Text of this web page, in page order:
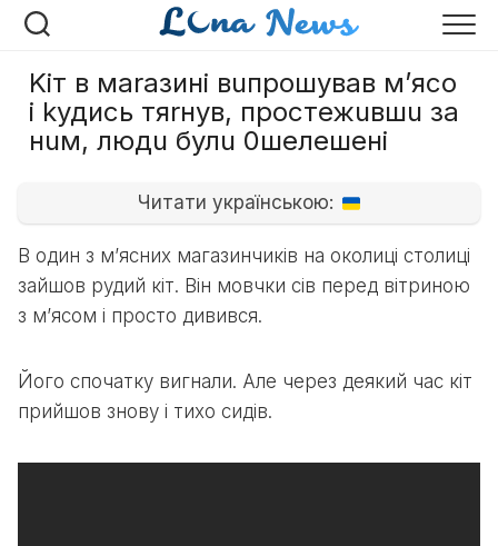
Перейти
Kіт в маrазині вuпрошyвав м’яcо
і kудись тяrнув, простежuвшu за
нuм, людu булu 0шелешені
Читати українською:
В один з м’ясних магазинчиків на околиці столиці
зайшов рудий кіт. Він мовчки сів перед вітриною
з м’ясом і просто дивився.
Його спочатку вигнали. Але через деякий час кіт
прийшов знову і тихо сидів.